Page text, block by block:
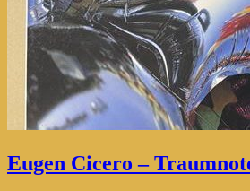
Eugen Cicero –